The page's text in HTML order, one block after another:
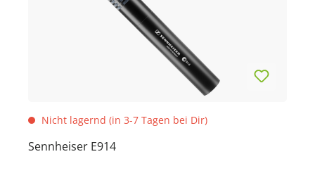
Nicht lagernd (in 3-7 Tagen bei Dir)
Sennheiser E914